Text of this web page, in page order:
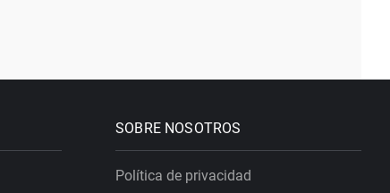
SOBRE NOSOTROS
Política de privacidad